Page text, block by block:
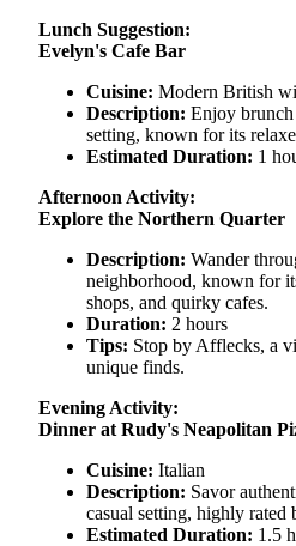
Lunch Suggestion:
Evelyn's Cafe Bar
Cuisine: Modern British
Description: Enjoy
setting, known for its
Estimated Duration: 1
Afternoon Activity:
Explore the Northern Quarter
Description: Wander
neighborhood, known for
shops, and quirky cafes.
Duration: 2 hours
Tips: Stop by Afflecks, a
unique finds.
Evening Activity:
Dinner at Rudy's Neapolitan
Cuisine: Italian
Description: Savor
casual setting, highly rated
Estimated Duration: 1.5